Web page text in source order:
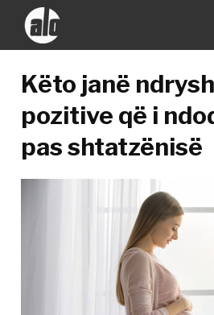
Këto janë
pozitive që i
pas shtatzënisë